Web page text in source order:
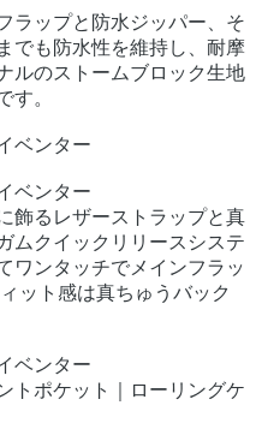
ラップと防水ジッパー、そ
でも防水性を維持し、耐摩
ルのストームブロック生地
す。
飾るレザーストラップと真
ムクイックリリースシステ
ワンタッチでメインフラッ
ット感は真ちゅうバック
トポケット｜ローリングケ